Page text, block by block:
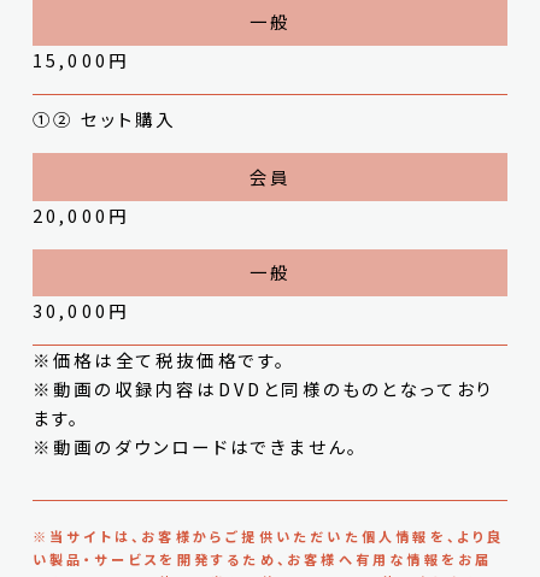
15,000円
①② セット購入
20,000円
30,000円
※価格は全て税抜価格です。
※動画の収録内容はDVDと同様のものとなっており
ます。
※動画のダウンロードはできません。
※当サイトは、お客様からご提供いただいた個人情報を、より良
い製品・サービスを開発するため、お客様へ有用な情報をお届